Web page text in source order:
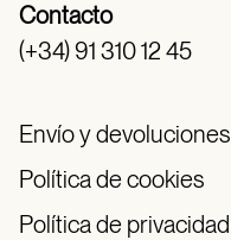
Contacto
(+34) 91 310 12 45
Envío y devoluciones
Política de cookies
Política de privacidad